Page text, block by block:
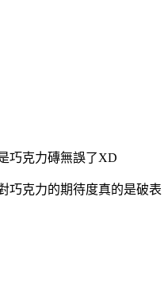
巧克力磚無誤了XD
巧克力的期待度真的是破表